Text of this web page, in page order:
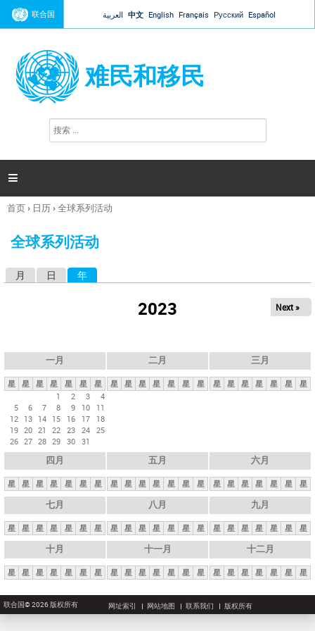
Jump to navigation
联合国 العربية 中文 English Français Русский Español
难民和移民
搜
索

你
这
首页› 日历›全球系列活动
全球系列活动
月 日 年
2023 Next »
一月
星 星 星 星 星 星
星
1
2 3
4
5
6 7 8 9 10
11
12 13 14 15 16 17
18
19 20 21 22 23 24 25
26 27 28 29 30 31
二月
星 星 星 星 星 星 星
三月
星 星 星 星 星 星 星
四月
星 星 星 星 星 星 星
五月
星 星 星 星 星 星 星
六月
星 星 星 星 星 星 星
七月
星 星 星 星 星 星 星
八月
星 星 星 星 星 星 星
九月
星 星 星 星 星 星 星
十月
星 星 星 星 星 星 星
十一月
星 星 星 星 星 星 星
十二月
星 星 星 星 星 星 星
联合国© 2026 版权所有 网址索引 网站地图 联系我们 版权所有